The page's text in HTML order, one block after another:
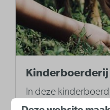
Kinderboerderij
In deze